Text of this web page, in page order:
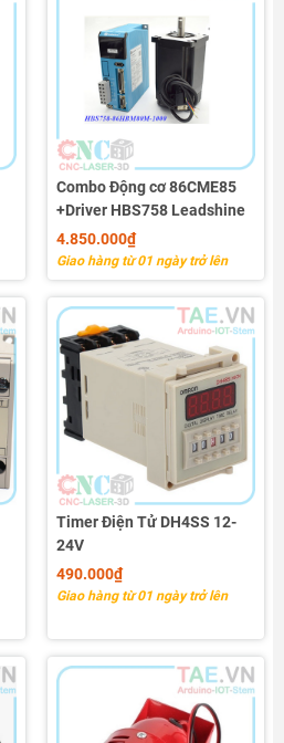
Combo Động cơ 86CME85
+Driver HBS758 Leadshine
4.850.000₫
Giao hàng từ 01 ngày trở lên
Timer Điện Tử DH4SS 12-
24V
490.000₫
Giao hàng từ 01 ngày trở lên